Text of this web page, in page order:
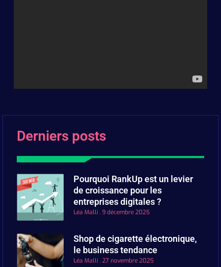
Derniers posts
Pourquoi RankUp est un levier
de croissance pour les
entreprises digitales ?
Léa Malli 9 décembre 2025
Shop de cigarette électronique,
le business tendance
Léa Malli 27 novembre 2025